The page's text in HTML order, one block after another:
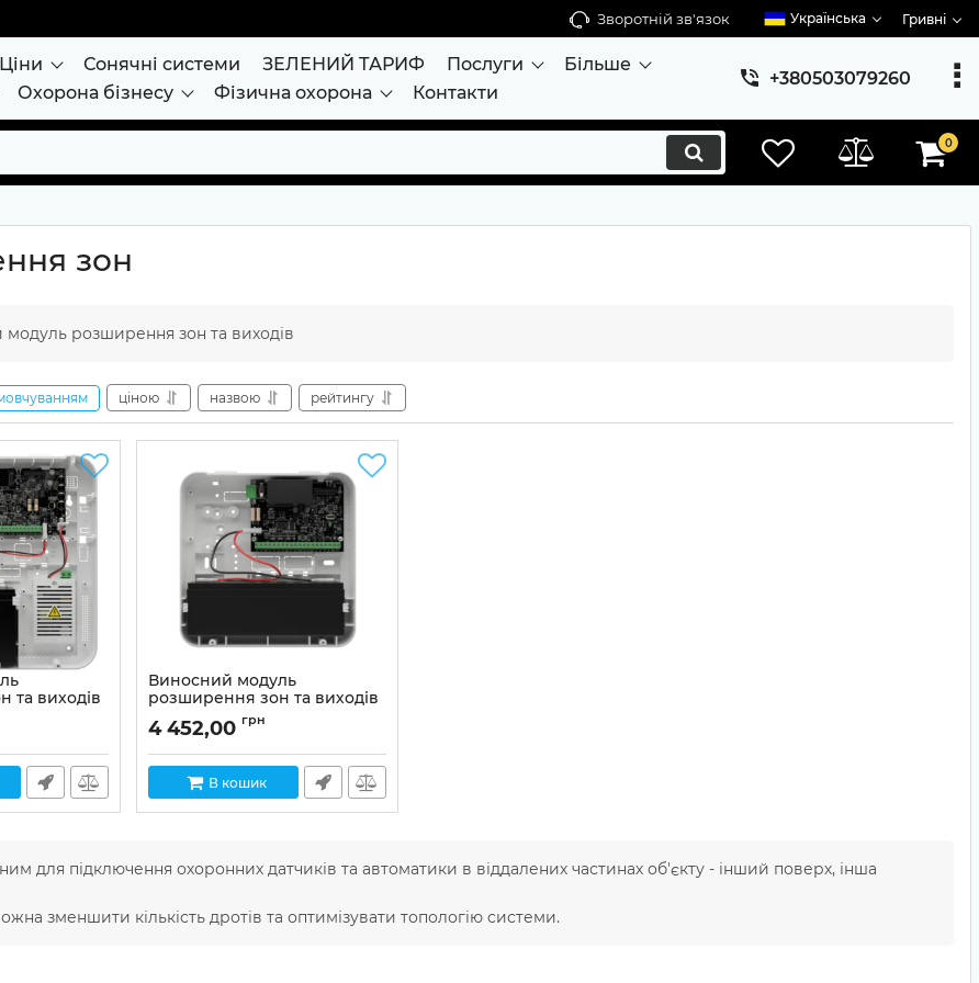
Зворотній зв'язок Українська Гривні
Ціни Сонячні системи ЗЕЛЕНИЙ ТАРИФ Послуги
Більше
Охорона бізнесу Фізична охорона Контакти
+380503079260
0
зон
модуль розширення зон та виходів
ціною назвою рейтингу
та виходів
Виносний модуль
розширення зон та виходів
Артикул: 02-00032
4 452,00 грн
В кошик
для підключення охоронних датчиків та автоматики в віддалених частинах об'єкту - інший поверх, інша
зменшити кількість дротів та оптимізувати топологію системи.